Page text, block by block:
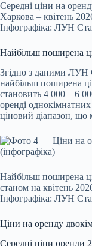
Середні ціни на
Харкова – квітень
Інфографіка: ЛУН
Найбільш поширена
Згідно з даними ЛУН
найбільш поширена
становить 4 000 – 6
оренді
ціновий діапазон, що
Найбільш поширена
станом на квітень
Інфографіка: ЛУН
Ціни на оренду
Середні ціни оренди